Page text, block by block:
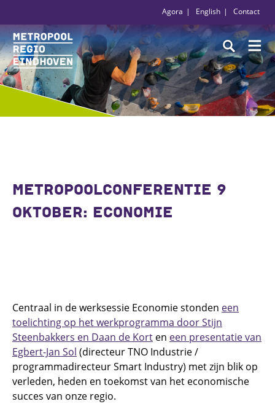
Agora English Contact
METROPOOLCONFERENTIE 9
OKTOBER: ECONOMIE
Centraal in de werksessie Economie stonden een
toelichting op het werkprogramma door Stijn
Steenbakkers en Daan de Kort en een presentatie van
Egbert-Jan Sol (directeur TNO Industrie /
programmadirecteur Smart Industry) met zijn blik op
verleden, heden en toekomst van het economische
succes van onze regio.